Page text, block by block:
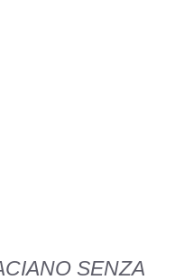
SENZA